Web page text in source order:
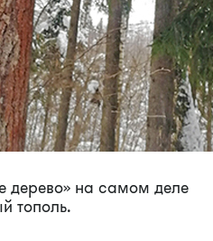
дерево» на самом деле
тополь.